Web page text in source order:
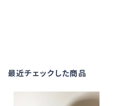
最近チェックした商品